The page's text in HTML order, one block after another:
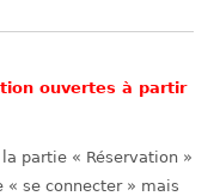
ouvertes à partir
partie « Réservation »
« se connecter » mais